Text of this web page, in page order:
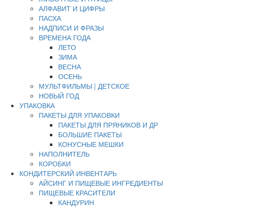
АЛФАВИТ И ЦИФРЫ
ПАСХА
НАДПИСИ И ФРАЗЫ
ВРЕМЕНА ГОДА
ЛЕТО
ЗИМА
ВЕСНА
ОСЕНЬ
МУЛЬТФИЛЬМЫ | ДЕТСКОЕ
НОВЫЙ ГОД
УПАКОВКА
ПАКЕТЫ ДЛЯ УПАКОВКИ
ПАКЕТЫ ДЛЯ ПРЯНИКОВ И ДР
БОЛЬШИЕ ПАКЕТЫ
КОНУСНЫЕ МЕШКИ
НАПОЛНИТЕЛЬ
КОРОБКИ
КОНДИТЕРСКИЙ ИНВЕНТАРЬ
АЙСИНГ И ПИЩЕВЫЕ ИНГРЕДИЕНТЫ
ПИЩЕВЫЕ КРАСИТЕЛИ
КАНДУРИН